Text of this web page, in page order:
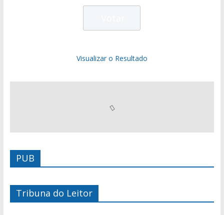
Visualizar o Resultado
PUB
Tribuna do Leitor